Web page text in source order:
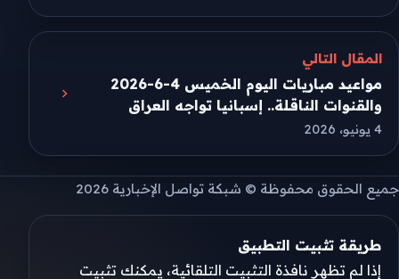
المقال التالي
مواعيد مباريات اليوم الخميس 4-6-2026
والقنوات الناقلة.. إسبانيا تواجه العراق
4 يونيو، 2026
جميع الحقوق محفوظة © شبكة تواصل الإخبارية 2026
طريقة تثبيت التطبيق
إذا لم تظهر نافذة التثبيت التلقائية، يمكنك تثبيت